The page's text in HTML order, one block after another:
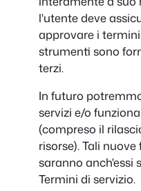
l'utente deve
approvare i
strumenti sono
terzi.
In futuro
servizi e/o
(compreso il
risorse). Tali
saranno anch'essi
Termini di servizio.